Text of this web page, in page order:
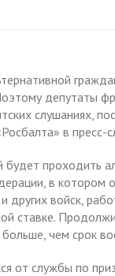
депутаты
слушаниях,
в пресс-
проходить
в котором
войск,
ставке.
чем срок
от службы по